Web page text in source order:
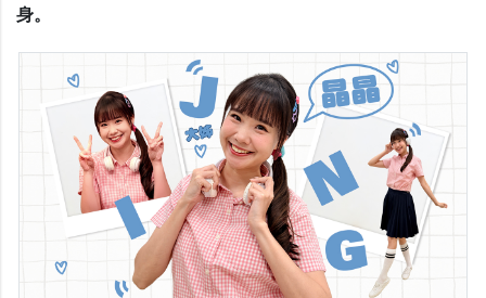
身。